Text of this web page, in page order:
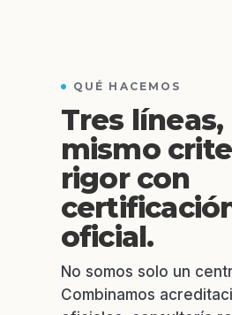
QUÉ HACEMOS
Tres líneas,
mismo
rigor con
oficial.
No somos solo un
Combinamos